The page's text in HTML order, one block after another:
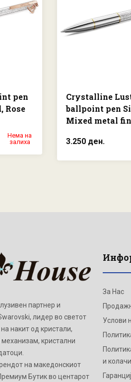
pen
Rose
Нема на
залиха
Crystalline
ballpoint pen
Mixed metal
3.250 ден.
партнер и
лидер во светот
накит од кристали,
кристални
на македонскиот
Бутик во центарот
За Нас
Услови
и